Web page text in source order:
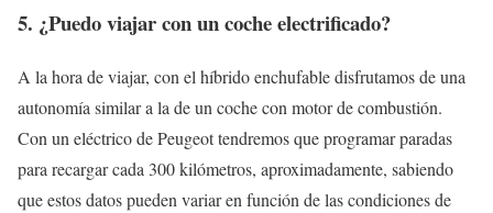
5. ¿Puedo viajar con un coche electrificado?
A la hora de viajar, con el híbrido enchufable disfrutamos de una
autonomía similar a la de un coche con motor de combustión.
Con un eléctrico de Peugeot tendremos que programar paradas
para recargar cada 300 kilómetros, aproximadamente, sabiendo
que estos datos pueden variar en función de las condiciones de